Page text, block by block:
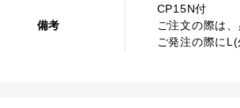
備考
CP15N付
ご注文の際は
ご発注の際に